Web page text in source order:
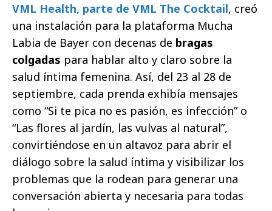
VML Health, parte de VML The Cocktail, creó
una instalación para la plataforma Mucha
Labia de Bayer con decenas de bragas
colgadas para hablar alto y claro sobre la
salud íntima femenina. Así, del 23 al 28 de
septiembre, cada prenda exhibía mensajes
como “Si te pica no es pasión, es infección” o
“Las flores al jardín, las vulvas al natural”,
convirtiéndose en un altavoz para abrir el
diálogo sobre la salud íntima y visibilizar los
problemas que la rodean para generar una
conversación abierta y necesaria para todas